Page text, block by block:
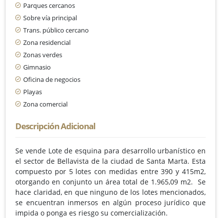
Parques cercanos
Sobre vía principal
Trans. público cercano
Zona residencial
Zonas verdes
Gimnasio
Oficina de negocios
Playas
Zona comercial
Descripción Adicional
Se vende Lote de esquina para desarrollo urbanístico en
el sector de Bellavista de la ciudad de Santa Marta. Esta
compuesto por 5 lotes con medidas entre 390 y 415m2,
otorgando en conjunto un área total de 1.965,09 m2. Se
hace claridad, en que ninguno de los lotes mencionados,
se encuentran inmersos en algún proceso jurídico que
impida o ponga es riesgo su comercialización.